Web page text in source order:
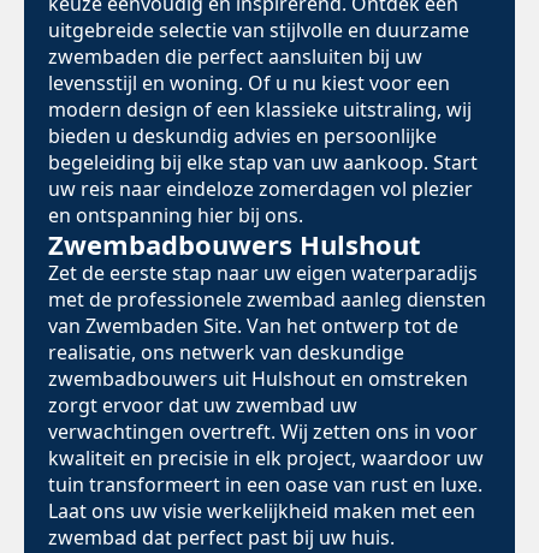
uitgebreide selectie van stijlvolle en duurzame
zwembaden die perfect aansluiten bij uw
levensstijl en woning. Of u nu kiest voor een
modern design of een klassieke uitstraling, wij
bieden u deskundig advies en persoonlijke
begeleiding bij elke stap van uw aankoop. Start
uw reis naar eindeloze zomerdagen vol plezier
en ontspanning hier bij ons.
Zwembadbouwers Hulshout
Zet de eerste stap naar uw eigen waterparadijs
met de professionele zwembad aanleg diensten
van Zwembaden Site. Van het ontwerp tot de
realisatie, ons netwerk van deskundige
zwembadbouwers uit Hulshout en omstreken
zorgt ervoor dat uw zwembad uw
verwachtingen overtreft. Wij zetten ons in voor
kwaliteit en precisie in elk project, waardoor uw
tuin transformeert in een oase van rust en luxe.
Laat ons uw visie werkelijkheid maken met een
zwembad dat perfect past bij uw huis.